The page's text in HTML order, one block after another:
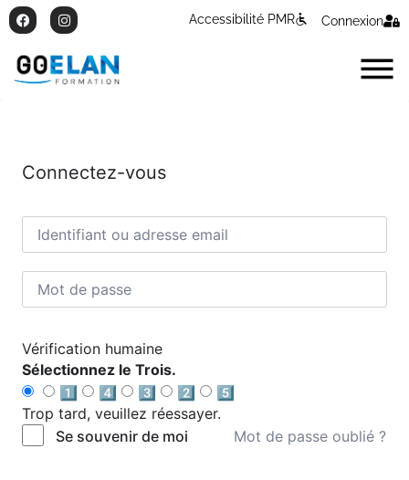
Accessibilité PMR Connexion
Connectez-vous
Vérification humaine
Sélectionnez le Trois.
1️⃣
4️⃣ 3️⃣ 2️⃣
5️⃣
Trop tard, veuillez réessayer.
Se souvenir de moi
Mot de passe oublié ?